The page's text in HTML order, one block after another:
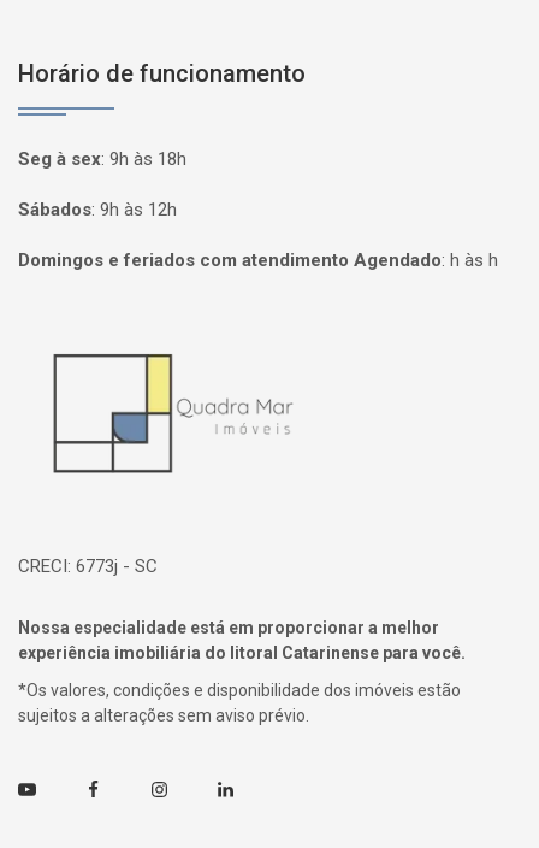
Horário de funcionamento
Seg à sex: 9h às 18h
Sábados: 9h às 12h
Domingos e feriados com atendimento Agendado: h às h
CRECI: 6773j - SC
Nossa especialidade está em proporcionar a melhor
experiência imobiliária do litoral Catarinense para você.
*Os valores, condições e disponibilidade dos imóveis estão
sujeitos a alterações sem aviso prévio.
Youtube FacebookInstagramLinkedin